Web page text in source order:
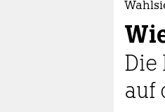
abo
Die
auf